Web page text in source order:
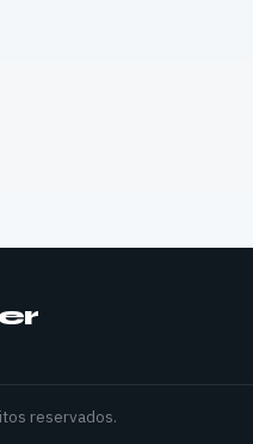
reservados.